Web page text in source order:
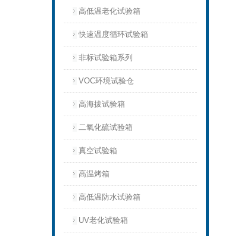
高低温老化试验箱
快速温度循环试验箱
非标试验箱系列
VOC环境试验仓
高海拔试验箱
二氧化硫试验箱
真空试验箱
高温烤箱
高低温防水试验箱
UV老化试验箱